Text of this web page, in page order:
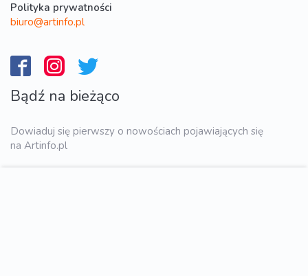
Polityka prywatności
biuro@artinfo.pl
Bądź na bieżąco
Dowiaduj się pierwszy o nowościach pojawiających się
na Artinfo.pl